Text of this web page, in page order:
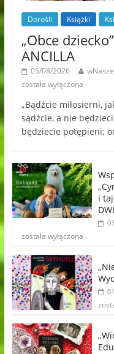
Dorośli Książki
„Obce
ANCILLA
05/08/2026
została wyłączona
„Bądźcie miłosierni,
sądźcie, a nie
będziecie potępieni;
i
została wyłączona